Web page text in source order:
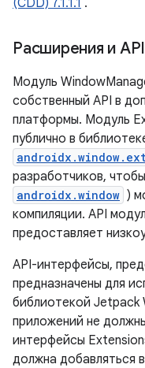
Расширения и
Модуль
собственный API в
платформы. Модуль
публично в
разработчиков,
androidx.window )
компиляции. API
предоставляет
API-интерфейсы,
предназначены для
библиотекой Jetpack
приложений не
интерфейсы
должна добавляться